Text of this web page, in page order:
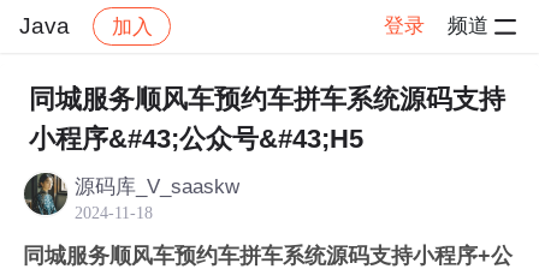
Java 加入 登录 频道
社区 Java 代码分享 帖子详情
同城服务顺风车预约车拼车系统源码支持
小程序&#43;公众号&#43;H5
源码库_V_saaskw
2024-11-18
同城服务顺风车预约车拼车系统源码支持小程序+公